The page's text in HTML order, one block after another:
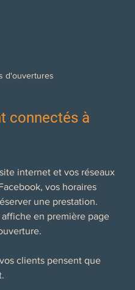
d'ouvertures
connectés à
internet et vos réseaux
vos horaires
une prestation.
en première page
clients pensent que